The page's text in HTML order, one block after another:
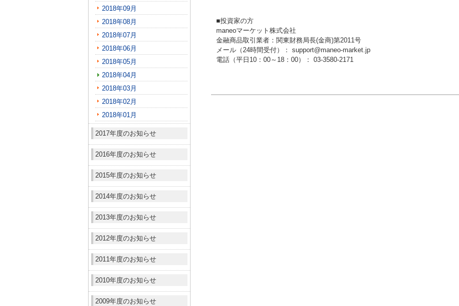
2018年09月
2018年08月
2018年07月
2018年06月
2018年05月
2018年04月
2018年03月
2018年02月
2018年01月
2017年度のお知らせ
2016年度のお知らせ
2015年度のお知らせ
2014年度のお知らせ
2013年度のお知らせ
2012年度のお知らせ
2011年度のお知らせ
2010年度のお知らせ
2009年度のお知らせ
■投資家の方
maneoマーケット株式会社
金融商品取引業者：関東財務局長(金商)第2011号
メール（24時間受付）： support@maneo-market.jp
電話（平日10：00～18：00）： 03-3580-2171